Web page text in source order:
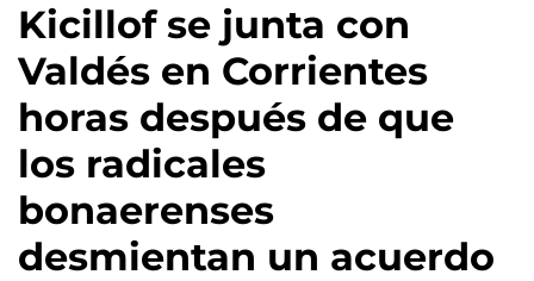
Kicillof se junta con
Valdés en Corrientes
horas después de que
los radicales
bonaerenses
desmientan un acuerdo